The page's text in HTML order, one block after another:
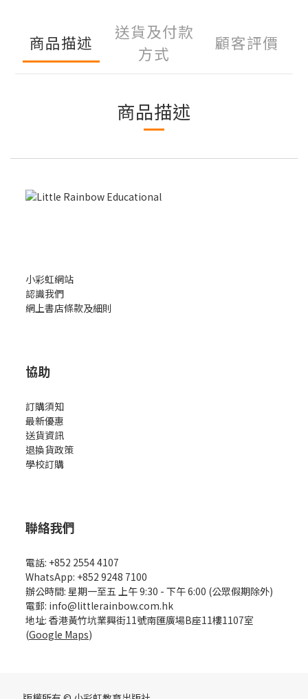
商品描述
送貨及付款
方式
顧客評價
商品描述
小彩虹網站
認識我們
網上書店條款及細則
協助
訂購須知
最新優惠
送貨資訊
退換貨政策
學校訂購
聯絡我們
電話: +852 2554 4107
WhatsApp: +852 9248 7100
辦公時間: 星期一至五 上午 9:30 - 下午 6:00 (公眾假期除外)
電郵: info@littlerainbow.com.hk
地址: 香港黃竹坑業興街11號南匯廣場B座11樓1107室
(Google Maps)